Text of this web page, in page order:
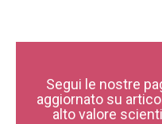
Segui le nostre
aggiornato su
alto valore